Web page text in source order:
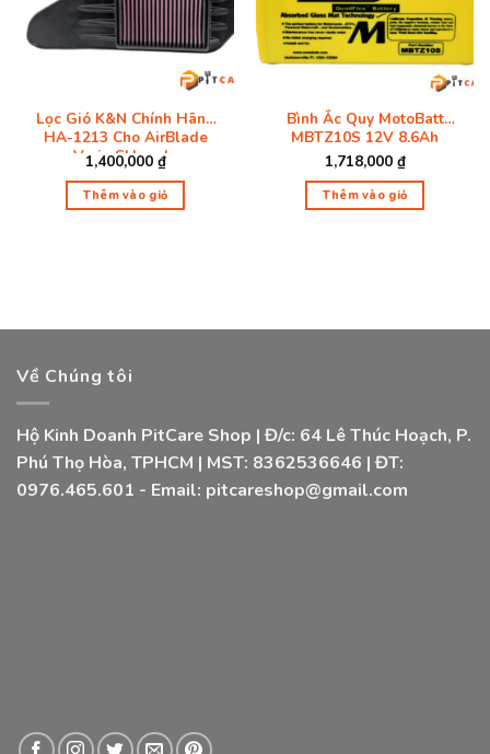
Lọc Gió K&N Chính Hãng
HA-1213 Cho AirBlade
Vario SHmode
1,400,000 ₫
Thêm vào giỏ
Bình Ắc Quy MotoBatt
MBTZ10S 12V 8.6Ah
1,718,000 ₫
Thêm vào giỏ
Về Chúng tôi
Hộ Kinh Doanh PitCare Shop | Đ/c: 64 Lê Thúc Hoạch, P.
Phú Thọ Hòa, TPHCM | MST: 8362536646 | ĐT:
0976.465.601 - Email: pitcareshop@gmail.com